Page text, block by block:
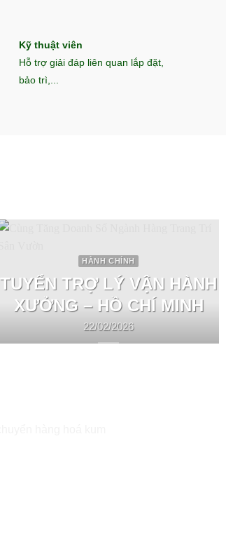
Kỹ thuật viên
Hỗ trợ giải đáp liên quan lắp đặt,
bảo trì,...
HÀNH CHÍNH
TUYỂN TRỢ LÝ VẬN HÀNH
XƯỞNG – HỒ CHÍ MINH
22/02/2026